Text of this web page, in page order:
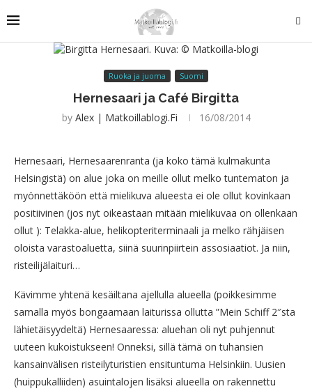
Ruoka ja juoma Suomi
Hernesaari ja Café Birgitta
by Alex | Matkoillablogi.fi 16/08/2014
Hernesaari, Hernesaarenranta (ja koko tämä kulmakunta
Helsingistä) on alue joka on meille ollut melko tuntematon ja
myönnettäköön että mielikuva alueesta ei ole ollut kovinkaan
positiivinen (jos nyt oikeastaan mitään mielikuvaa on ollenkaan
ollut ): Telakka-alue, helikopteriterminaali ja melko rähjäisen
oloista varastoaluetta, siinä suurinpiirtein assosiaatiot. Ja niin,
risteilijälaituri…
Kävimme yhtenä kesäiltana ajellulla alueella (poikkesimme
samalla myös bongaamaan laiturissa ollutta ”Mein Schiff 2″sta
lähietäisyydeltä) Hernesaaressa: aluehan oli nyt puhjennut
uuteen kukoistukseen! Onneksi, sillä tämä on tuhansien
kansainvälisen risteilyturistien ensituntuma Helsinkiin. Uusien
(huippukalliiden) asuintalojen lisäksi alueella on rakennettu